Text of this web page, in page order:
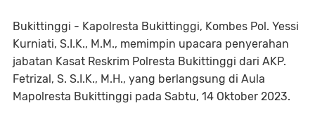
Bukittinggi - Kapolresta Bukittinggi, Kombes Pol. Yessi
Kurniati, S.I.K., M.M., memimpin upacara penyerahan
jabatan Kasat Reskrim Polresta Bukittinggi dari AKP.
Fetrizal, S. S.I.K., M.H., yang berlangsung di Aula
Mapolresta Bukittinggi pada Sabtu, 14 Oktober 2023.